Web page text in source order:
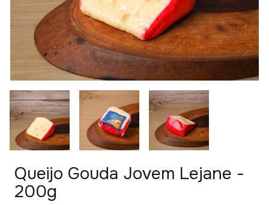
Queijo Gouda Jovem Lejane -
200g